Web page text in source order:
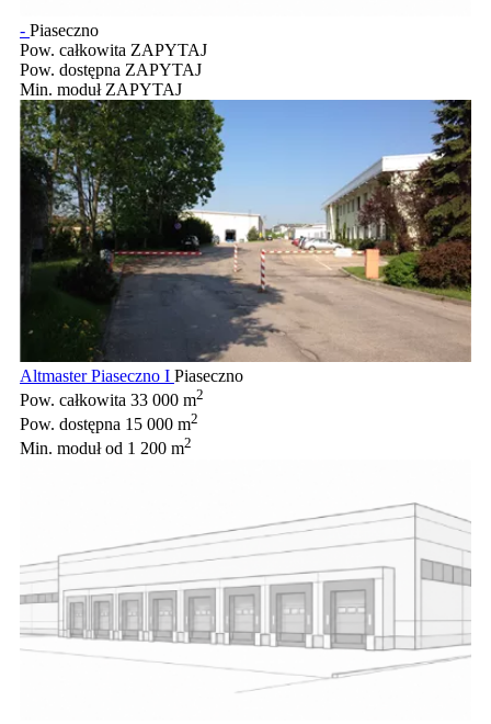
- Piaseczno
Pow. całkowita ZAPYTAJ
Pow. dostępna ZAPYTAJ
Min. moduł ZAPYTAJ
Altmaster Piaseczno I Piaseczno
Pow. całkowita 33 000 m2
Pow. dostępna 15 000 m2
Min. modułod 1 200 m2